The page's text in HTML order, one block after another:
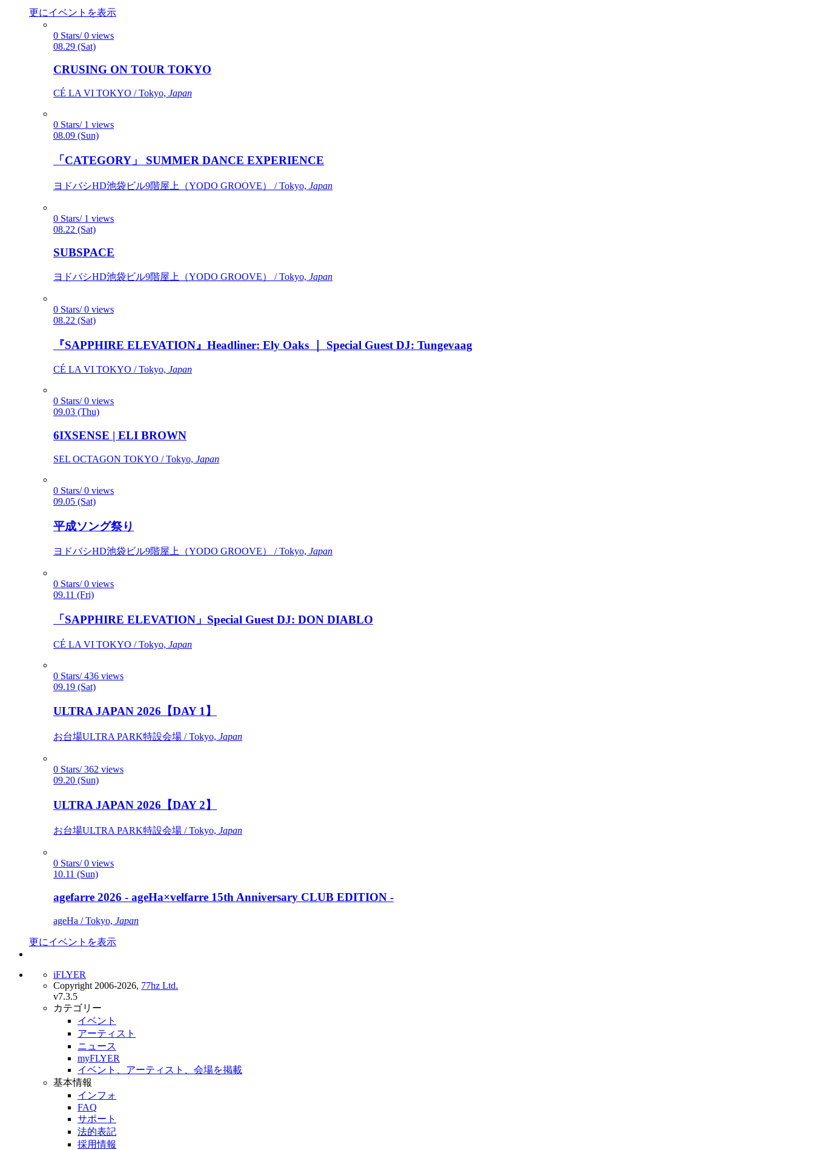
更にイベントを表示
0 Stars/ 0 views
08.29 (Sat)
CRUSING ON TOUR TOKYO
CÉ LA VI TOKYO / Tokyo, Japan
0 Stars/ 1 views
08.09 (Sun)
「CATEGORY」 SUMMER DANCE EXPERIENCE
ヨドバシHD池袋ビル9階屋上（YODO GROOVE） / Tokyo, Japan
0 Stars/ 1 views
08.22 (Sat)
SUBSPACE
ヨドバシHD池袋ビル9階屋上（YODO GROOVE） / Tokyo, Japan
0 Stars/ 0 views
08.22 (Sat)
『SAPPHIRE ELEVATION』Headliner: Ely Oaks ｜ Special Guest DJ: Tungevaag
CÉ LA VI TOKYO / Tokyo, Japan
0 Stars/ 0 views
09.03 (Thu)
6IXSENSE | ELI BROWN
SEL OCTAGON TOKYO / Tokyo, Japan
0 Stars/ 0 views
09.05 (Sat)
平成ソング祭り
ヨドバシHD池袋ビル9階屋上（YODO GROOVE） / Tokyo, Japan
0 Stars/ 0 views
09.11 (Fri)
「SAPPHIRE ELEVATION」Special Guest DJ: DON DIABLO
CÉ LA VI TOKYO / Tokyo, Japan
0 Stars/ 436 views
09.19 (Sat)
ULTRA JAPAN 2026【DAY 1】
お台場ULTRA PARK特設会場 / Tokyo, Japan
0 Stars/ 362 views
09.20 (Sun)
ULTRA JAPAN 2026【DAY 2】
お台場ULTRA PARK特設会場 / Tokyo, Japan
0 Stars/ 0 views
10.11 (Sun)
agefarre 2026 - ageHa×velfarre 15th Anniversary CLUB EDITION -
ageHa / Tokyo, Japan
更にイベントを表示
iFLYER
Copyright 2006-2026, 77hz Ltd.
v7.3.5
カテゴリー
イベント
アーティスト
ニュース
myFLYER
イベント、アーティスト、会場を掲載
基本情報
インフォ
FAQ
サポート
法的表記
採用情報